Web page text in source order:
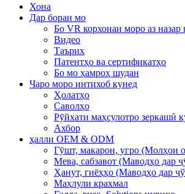
Хона
Дар бораи мо
Бо VR корхонаи моро аз назар
Видео
Таърих
Патентҳо ва сертификатҳо
Бо мо ҳамроҳ шудан
Чаро моро интихоб кунед
Ҳолатҳо
Саволҳо
Рӯйхати маҳсулотро зеркашӣ
Ахбор
ҳалли OEM & ODM
Гӯшт, макарон, угро (Молҳои
Мева, сабзавот (Маводҳо дар
Ҳанут, гиёҳҳо (Маводҳо дар
Маҳлули крахмал